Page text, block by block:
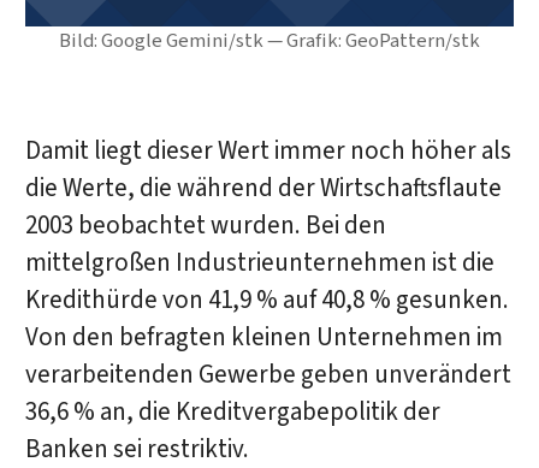
Bild: Google Gemini/stk — Grafik: GeoPattern/stk
Damit liegt dieser Wert immer noch höher als
die Werte, die während der Wirtschaftsflaute
2003 beobachtet wurden. Bei den
mittelgroßen Industrieunternehmen ist die
Kredithürde von 41,9 % auf 40,8 % gesunken.
Von den befragten kleinen Unternehmen im
verarbeitenden Gewerbe geben unverändert
36,6 % an, die Kreditvergabepolitik der
Banken sei restriktiv.